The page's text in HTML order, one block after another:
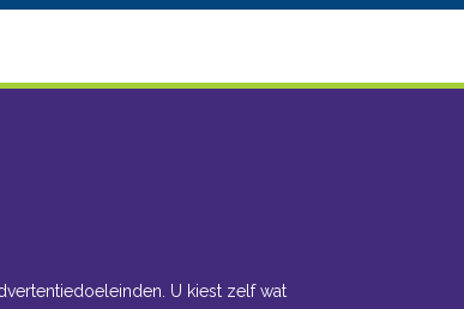
U kiest zelf wat